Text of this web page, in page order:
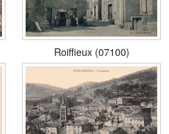
Roiffieux (07100)